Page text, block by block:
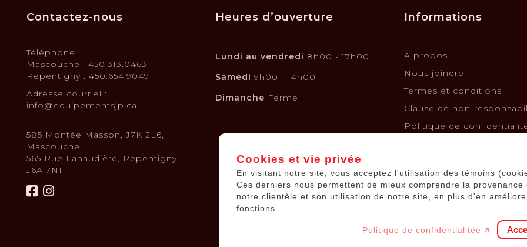
Contactez-nous
Téléphone :
Mascouche : 450.313.0463
Repentigny : 450.654.9049
Adresse courriel :
info@equipementsjp.ca
585 Montée Masson, J7K 2L6,
Mascouche
565 Rue Lanaudière, Repentigny,
J6A 7N1
Heures d’ouverture
Lundi au vendredi 8h00 - 17h00
Samedi 9h00 - 14h00
Dimanche Fermé
Informations
À propos
Nous joindre
Termes et conditions
Clause de non-
Politique de
Kits solaires
Batteries de voiture
Cookies et vie privée
En visitant notre site, vous acceptez l'utilisation des témoins
Ces derniers nous permettent de mieux comprendre la provenance
notre clientèle et son utilisation de notre site, en plus d'en
fonctions.
Politique de confidentialitée 🡥